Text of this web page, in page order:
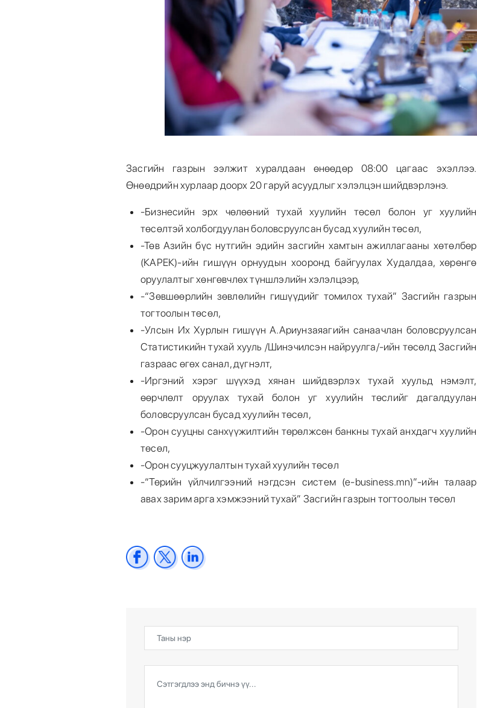
Засгийн газрын ээлжит хуралдаан өнөөдөр 08:00 цагаас эхэллээ.
Өнөөдрийн хурлаар доорх 20 гаруй асуудлыг хэлэлцэн шийдвэрлэнэ.
-Бизнесийн эрх чөлөөний тухай хуулийн төсөл болон уг хуулийн
төсөлтэй холбогдуулан боловсруулсан бусад хуулийн төсөл,
-Төв Азийн бүс нутгийн эдийн засгийн хамтын ажиллагааны хөтөлбөр
(КАРЕК)-ийн гишүүн орнуудын хооронд байгуулах Худалдаа, хөрөнгө
оруулалтыг хөнгөвчлөх түншлэлийн хэлэлцээр,
-“Зөвшөөрлийн зөвлөлийн гишүүдийг томилох тухай” Засгийн газрын
тогтоолын төсөл,
-Улсын Их Хурлын гишүүн А.Ариунзаяагийн санаачлан боловсруулсан
Статистикийн тухай хууль /Шинэчилсэн найруулга/-ийн төсөлд Засгийн
газраас өгөх санал, дүгнэлт,
-Иргэний хэрэг шүүхэд хянан шийдвэрлэх тухай хуульд нэмэлт,
өөрчлөлт оруулах тухай болон уг хуулийн төслийг дагалдуулан
боловсруулсан бусад хуулийн төсөл,
-Орон сууцны санхүүжилтийн төрөлжсөн банкны тухай анхдагч хуулийн
төсөл,
-Орон сууцжуулалтын тухай хуулийн төсөл
-“Төрийн үйлчилгээний нэгдсэн систем (e-business.mn)”-ийн талаар
авах зарим арга хэмжээний тухай” Засгийн газрын тогтоолын төсөл